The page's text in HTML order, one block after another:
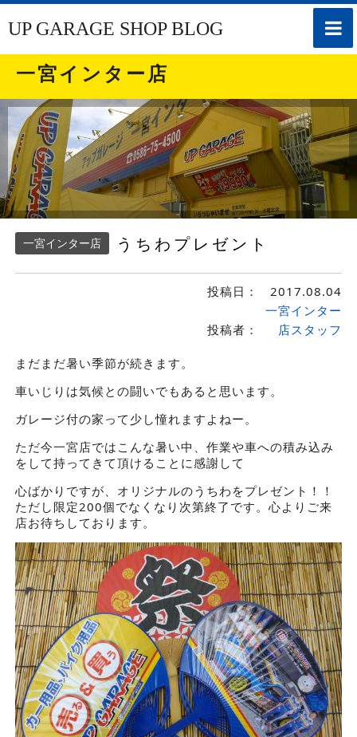
toggle
UP GARAGE SHOP BLOG
一宮インター店
一宮インター店 うちわプレゼント
投稿日： 2017.08.04
投稿者：
一宮インター
店スタッフ
まだまだ暑い季節が続きます。
車いじりは気候との闘いでもあると思います。
ガレージ付の家って少し憧れますよねー。
ただ今一宮店ではこんな暑い中、作業や車への積み込み
をして持ってきて頂けることに感謝して
心ばかりですが、オリジナルのうちわをプレゼント！！
ただし限定200個でなくなり次第終了です。心よりご来
店お待ちしております。